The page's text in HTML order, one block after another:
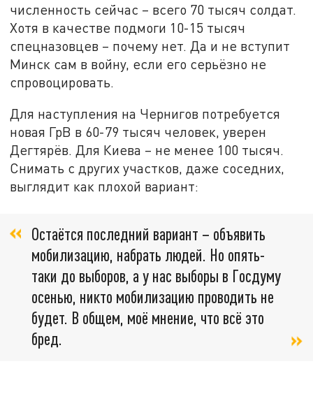
численность сейчас – всего 70 тысяч солдат.
Хотя в качестве подмоги 10-15 тысяч
спецназовцев – почему нет. Да и не вступит
Минск сам в войну, если его серьёзно не
спровоцировать.
Для наступления на Чернигов потребуется
новая ГрВ в 60-79 тысяч человек, уверен
Дегтярёв. Для Киева – не менее 100 тысяч.
Снимать с других участков, даже соседних,
выглядит как плохой вариант:
Остаётся последний вариант – объявить
мобилизацию, набрать людей. Но опять-
таки до выборов, а у нас выборы в Госдуму
осенью, никто мобилизацию проводить не
будет. В общем, моё мнение, что всё это
бред.